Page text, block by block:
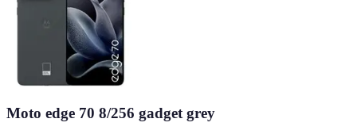
Moto edge 70 8/256 gadget grey